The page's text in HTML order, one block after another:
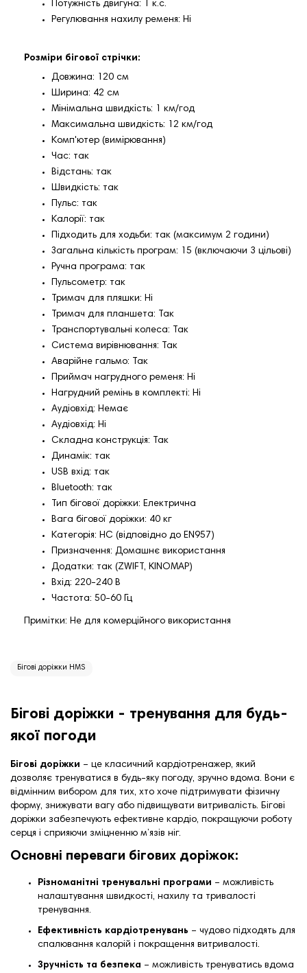
Потужність двигуна: 1 к.с.
Регулювання нахилу ременя: Ні
Розміри бігової стрічки:
Довжина: 120 см
Ширина: 42 см
Мінімальна швидкість: 1 км/год
Максимальна швидкість: 12 км/год
Комп'ютер (вимірювання)
Час: так
Відстань: так
Швидкість: так
Пульс: так
Калорії: так
Підходить для ходьби: так (максимум 2 години)
Загальна кількість програм: 15 (включаючи 3 цільові)
Ручна програма: так
Пульсометр: так
Тримач для пляшки: Ні
Тримач для планшета: Так
Транспортувальні колеса: Так
Система вирівнювання: Так
Аварійне гальмо: Так
Приймач нагрудного ременя: Ні
Нагрудний ремінь в комплекті: Ні
Аудіовхід: Немає
Аудіовхід: Ні
Складна конструкція: Так
Динамік: так
USB вхід: так
Bluetooth: так
Тип бігової доріжки: Електрична
Вага бігової доріжки: 40 кг
Категорія: HC (відповідно до EN957)
Призначення: Домашнє використання
Додатки: так (ZWIFT, KINOMAP)
Вхід: 220-240 В
Частота: 50-60 Гц
Примітки: Не для комерційного використання
Бігові доріжки HMS
Бігові доріжки - тренування для будь-
якої погоди
Бігові доріжки – це класичний кардіотренажер, який
дозволяє тренуватися в будь-яку погоду, зручно вдома. Вони є
відмінним вибором для тих, хто хоче підтримувати фізичну
форму, знижувати вагу або підвищувати витривалість. Бігові
доріжки забезпечують ефективне кардіо, покращуючи роботу
серця і сприяючи зміцненню м’язів ніг.
Основні переваги бігових доріжок:
Різноманітні тренувальні програми – можливість
налаштування швидкості, нахилу та тривалості
тренування.
Ефективність кардіотренувань – чудово підходять для
спалювання калорій і покращення витривалості.
Зручність та безпека – можливість тренуватись вдома